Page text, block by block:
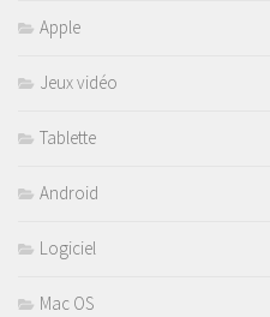
Apple
Jeux vidéo
Tablette
Android
Logiciel
Mac OS